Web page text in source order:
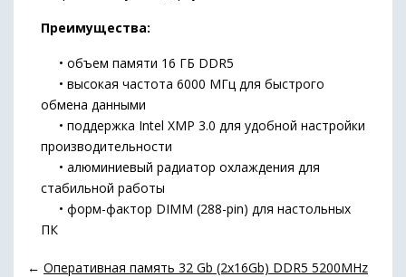
Преимущества:
• объем памяти 16 ГБ DDR5
• высокая частота 6000 МГц для быстрого
обмена данными
• поддержка Intel XMP 3.0 для удобной настройки
производительности
• алюминиевый радиатор охлаждения для
стабильной работы
• форм-фактор DIMM (288-pin) для настольных
ПК
← Оперативная память 32 Gb (2x16Gb) DDR5 5200MHz